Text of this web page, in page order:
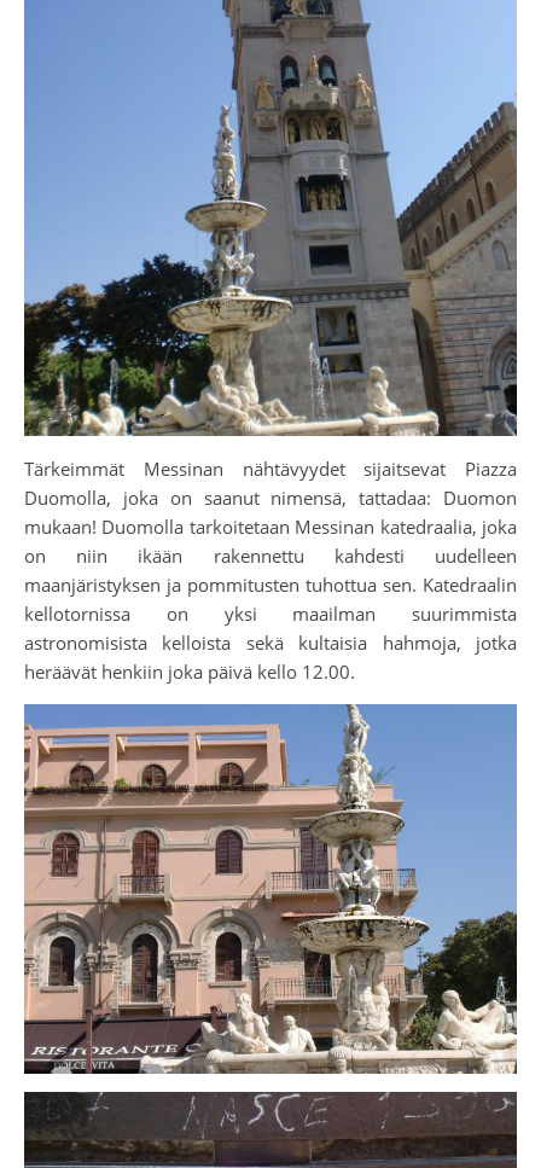
Tärkeimmät Messinan nähtävyydet sijaitsevat Piazza
Duomolla, joka on saanut nimensä, tattadaa: Duomon
mukaan! Duomolla tarkoitetaan Messinan katedraalia, joka
on niin ikään rakennettu kahdesti uudelleen
maanjäristyksen ja pommitusten tuhottua sen. Katedraalin
kellotornissa on yksi maailman suurimmista
astronomisista kelloista sekä kultaisia hahmoja, jotka
heräävät henkiin joka päivä kello 12.00.